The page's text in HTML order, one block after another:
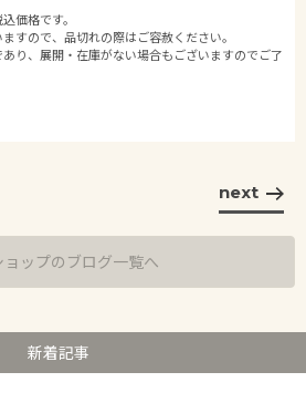
価格です。
すので、品切れの際はご容赦ください。
り、展開・在庫がない場合もございますのでご了
next
ョップのブログ一覧へ
新着記事